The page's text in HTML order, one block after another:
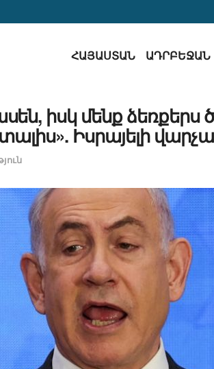
ՀԱՅԱՍՏԱՆ ԱԴՐԲԵՋԱՆ
իսկ մենք ձեռքերս
տալիս». Իսրայելի